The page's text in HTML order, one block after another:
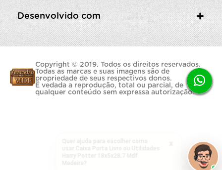
Desenvolvido com
Copyright © 2019. Todos os direitos reservados.
Todas as marcas e suas imagens são de
propriedade de seus respectivos donos.
É vedada a reprodução, total ou parcial, de
qualquer conteúdo sem expressa autorização.